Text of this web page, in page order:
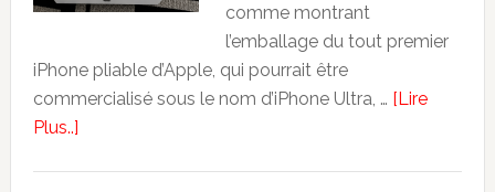
comme montrant
l’emballage du tout premier
iPhone pliable d’Apple, qui pourrait être
commercialisé sous le nom d’iPhone Ultra, … [Lire
Plus..]about